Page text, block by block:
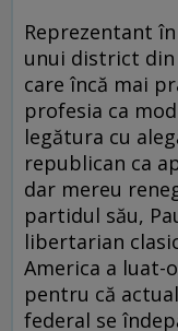
Reprezentant
unui district din
care încă mai
profesia ca
legătura cu
republican ca
dar mereu
partidul său,
libertarian
America a luat-
pentru că
federal se